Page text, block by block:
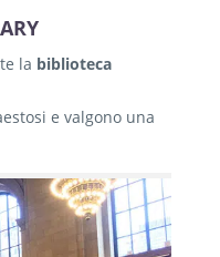
la biblioteca
e valgono una